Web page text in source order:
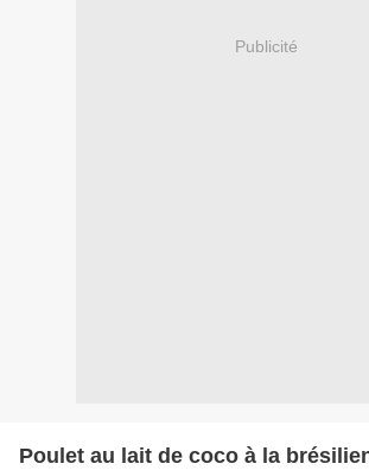
Publicité
Poulet au lait de coco à la